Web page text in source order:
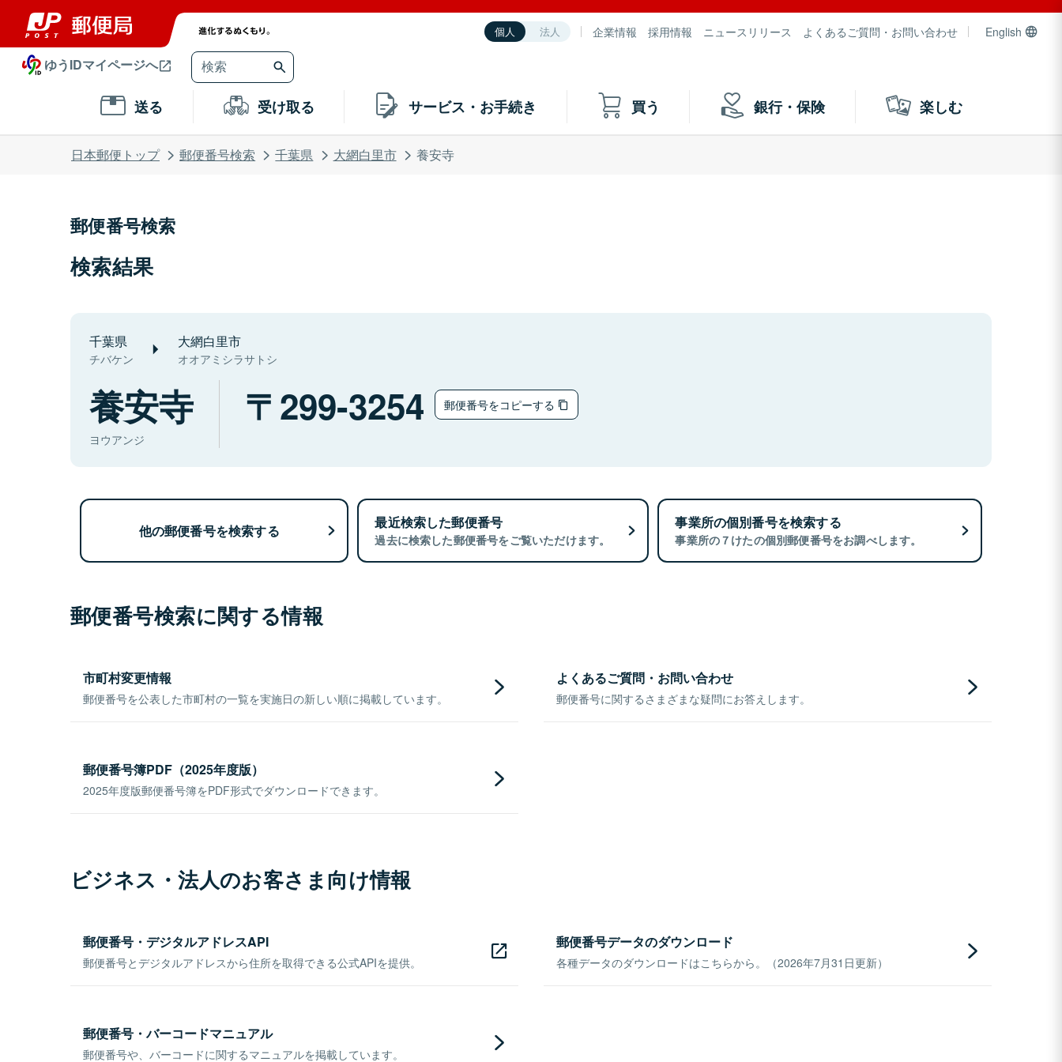
個人 法人 企業情報 採用情報 ニュースリリース よくあるご質問・お問い合わせ English
ゆうIDマイページへ
送る 受け取る サービス・お手続き 買う 銀行・保険 楽しむ
日本郵便トップ 郵便番号検索 千葉県 大網白里市 養安寺
郵便番号検索
検索結果
千葉県
チバケン
大網白里市
オオアミシラサトシ
養安寺
ヨウアンジ
299-3254 郵便番号をコピーする
他の郵便番号を検索する 最近検索した郵便番号
過去に検索した郵便番号をご覧いただけます。
事業所の個別番号を検索する
事業所の７けたの個別郵便番号をお調べします。
郵便番号検索に関する情報
市町村変更情報
郵便番号を公表した市町村の一覧を実施日の新しい順に掲載しています。
よくあるご質問・お問い合わせ
郵便番号に関するさまざまな疑問にお答えします。
郵便番号簿PDF（2025年度版）
2025年度版郵便番号簿をPDF形式でダウンロードできます。
ビジネス・法人のお客さま向け情報
郵便番号・デジタルアドレスAPI
郵便番号とデジタルアドレスから住所を取得できる公式APIを提供。
郵便番号データのダウンロード
各種データのダウンロードはこちらから。（2026年7月31日更新）
郵便番号・バーコードマニュアル
郵便番号や、バーコードに関するマニュアルを掲載しています。